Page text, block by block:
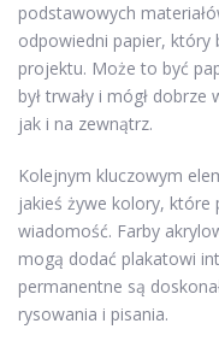
podstawowych
odpowiedni papier,
projektu. Może to być
był trwały i mógł
jak i na zewnątrz.
Kolejnym kluczowym
jakieś żywe kolory, które
wiadomość. Farby
mogą dodać plakatowi
permanentne są
rysowania i pisania.